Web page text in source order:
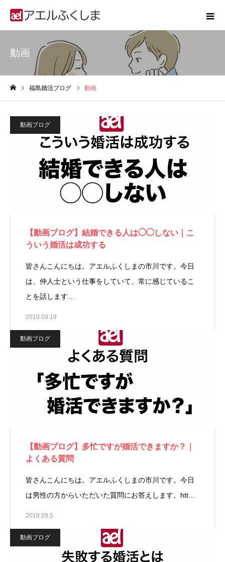
動画
福島婚活ブログ 動画
動画ブログ
【動画ブログ】結婚できる人は◯◯しない｜こ
ういう婚活は成功する
皆さんこんにちは。アエルふくしまの市川です。今日
は、仲人士という仕事をしていて、常に感じているこ
とを話します…
2019.09.19
動画ブログ
【動画ブログ】多忙ですが婚活できますか？｜
よくある質問
皆さんこんにちは。アエルふくしまの市川です。今日
は男性の方からいただいた質問にお答えします。htt…
2019.09.5
動画ブログ